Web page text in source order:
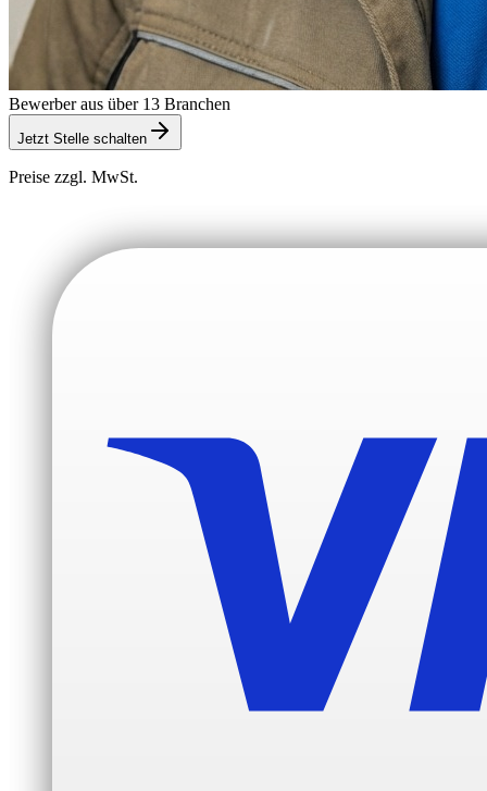
Bewerber aus über 13 Branchen
Jetzt Stelle schalten
Preise zzgl. MwSt.